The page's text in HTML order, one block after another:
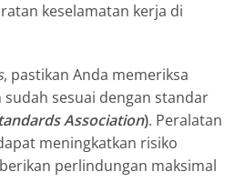
keselamatan kerja di
, pastikan Anda memeriksa
sesuai dengan standar
Association). Peralatan
meningkatkan risiko
perlindungan maksimal